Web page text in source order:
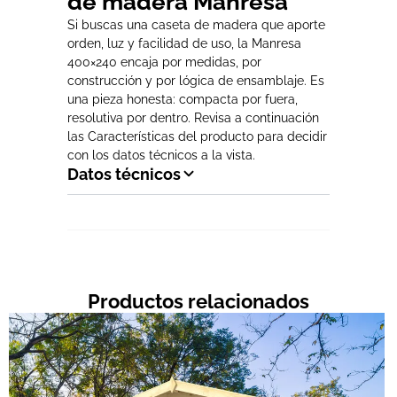
Si buscas una caseta de madera que aporte
orden, luz y facilidad de uso, la Manresa
400×240 encaja por medidas, por
construcción y por lógica de ensamblaje. Es
una pieza honesta: compacta por fuera,
resolutiva por dentro. Revisa a continuación
las Características del producto para decidir
con los datos técnicos a la vista.
Datos técnicos
Productos relacionados